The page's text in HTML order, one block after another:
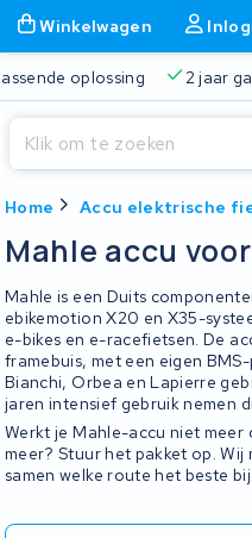
Winkelwagen
oplossing 2 jaar
Home Accu elektrische
Mahle accu
Mahle is een Duits
ebikemotion X20 en X35-
e-bikes en e-racefietsen. De
framebuis, met een eigen
Bianchi, Orbea en Lapierre
jaren intensief gebruik nemen
Werkt je Mahle-accu niet
meer? Stuur het pakket op.
samen welke route het beste
Je
Gratis verzending
Begin te typen in